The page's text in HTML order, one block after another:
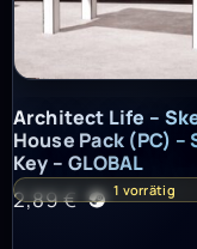
Architect Life – Sketch
Architect Life –
House Pack (PC) –
Key – GLOBAL
2,89€ 1 vorrätig